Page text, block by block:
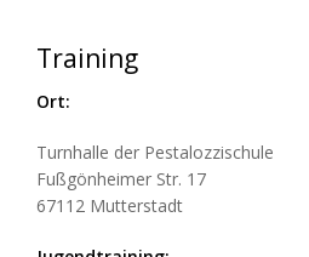
Training
Ort:
Turnhalle der Pestalozzischule
Fußgönheimer Str. 17
67112 Mutterstadt